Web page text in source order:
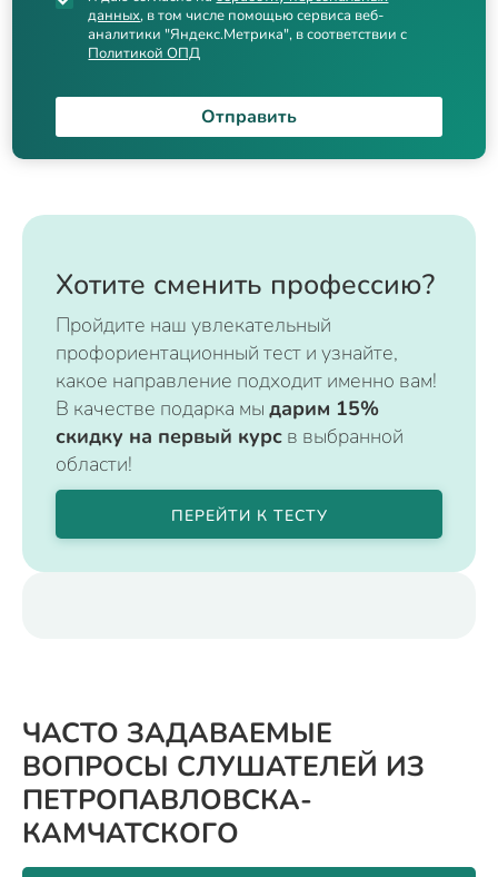
данных, в том числе помощью сервиса веб-
аналитики "Яндекс.Метрика", в соответствии с
Политикой ОПД
Отправить
Хотите сменить профессию?
Пройдите наш увлекательный
профориентационный тест и узнайте,
какое направление подходит именно вам!
В качестве подарка мы дарим 15%
скидку на первый курс в выбранной
области!
ПЕРЕЙТИ К ТЕСТУ
ЧАСТО ЗАДАВАЕМЫЕ
ВОПРОСЫ СЛУШАТЕЛЕЙ ИЗ
ПЕТРОПАВЛОВСКА-
КАМЧАТСКОГО